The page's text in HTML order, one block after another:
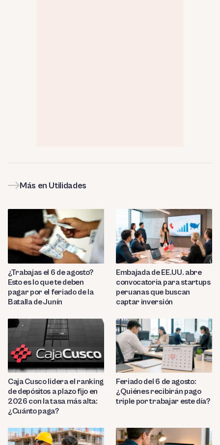
Más en Utilidades
¿Trabajas el 6 de agosto?
Esto es lo que te deben
pagar por el feriado de la
Batalla de Junín
Embajada de EE.UU. abre
convocatoria para startups
peruanas que buscan
captar inversión
Caja Cusco lidera el ranking
de depósitos a plazo fijo en
2026 con la tasa más alta:
¿Cuánto paga?
Feriado del 6 de agosto:
¿Quiénes recibirán pago
triple por trabajar este día?